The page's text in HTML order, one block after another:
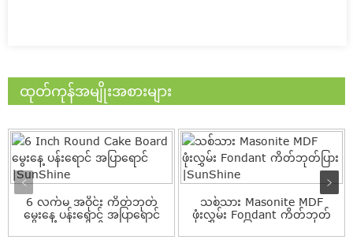
ထုတ်ကုန်အမျိုးအစားများ
6 လက်မ အဝိုင်း ကိတ်ဘုတ်
မွေးနေ့ ပန်းရောင် အပြာရောင်
ကော်လို...
သစ်သား Masonite MDF
ဖုံးလွှမ်း Fondant ကိတ်ဘုတ်
ပြား |...